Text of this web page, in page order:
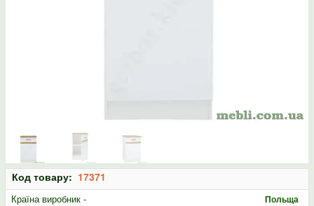
Код товару: 17371
Країна виробник - Польща